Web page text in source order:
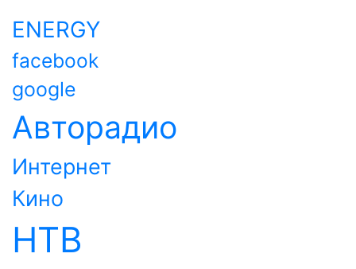
ENERGY
facebook
google
Авторадио
Интернет
Кино
НТВ